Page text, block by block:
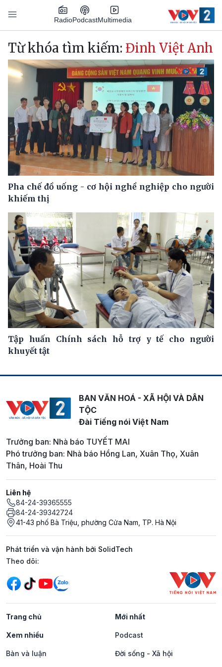
Nhảy đến nội dung
RadioPodcastMultimedia
Main navigation
Từ khóa tìm kiếm: Đinh Việt Anh
Pha chế đồ uống - cơ hội nghề nghiệp cho người
khiếm thị
Tập huấn Chính sách hỗ trợ y tế cho người
khuyết tật
BAN VĂN HOÁ - XÃ HỘI VÀ DÂN
TỘC
Đài Tiếng nói Việt Nam
Trưởng ban: Nhà báo TUYẾT MAI
Phó trưởng ban: Nhà báo Hồng Lan, Xuân Thọ, Xuân
Thân, Hoài Thu
Liên hệ
84-24-39365555
84-24-39342724
41-43 phố Bà Triệu, phường Cửa Nam, TP. Hà Nội
Phát triển và vận hành bởi SolidTech
Mạng xã hội
Theo dõi:
Trang chủ Mới nhất
Xem nhiều Podcast
Bàn và luận Đời sống - Xã hội